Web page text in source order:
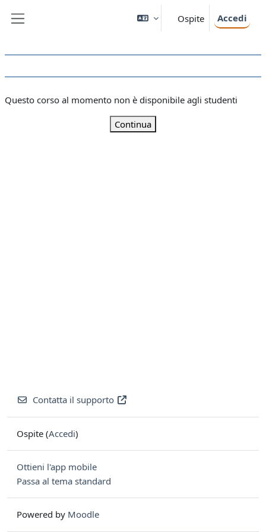
Ospite Accedi
Questo corso al momento non è disponibile agli studenti
Continua
Contatta il supporto
Ospite (Accedi)
Ottieni l'app mobile
Passa al tema standard
Powered by Moodle